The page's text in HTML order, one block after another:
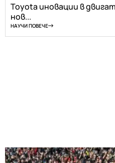
Toyota иновации в
нов...
НАУЧИ ПОВЕЧЕ